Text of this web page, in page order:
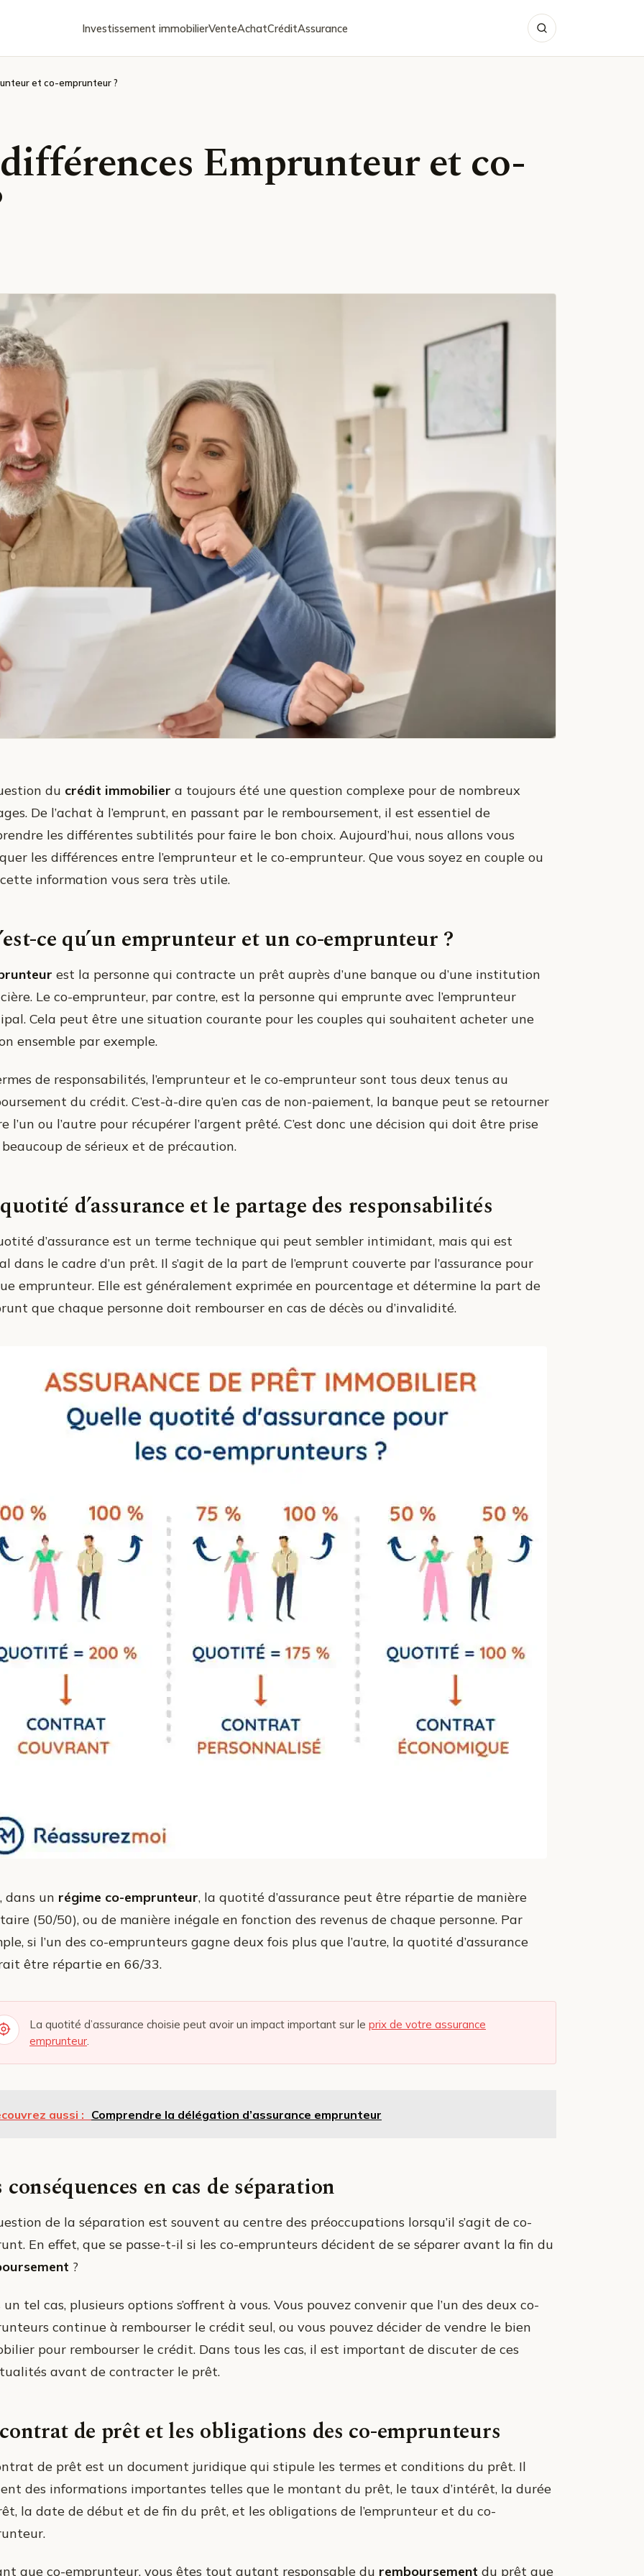
Investissement immobilierVenteAchatCréditAssurance
et co-emprunteur ?
Emprunteur et co-
du crédit immobilier a toujours été une question complexe pour de nombreux
De l’achat à l’emprunt, en passant par le remboursement, il est essentiel de
les différentes subtilités pour faire le bon choix. Aujourd’hui, nous allons vous
les différences entre l’emprunteur et le co-emprunteur. Que vous soyez en couple ou
information vous sera très utile.
ce qu’un emprunteur et un co-emprunteur ?
est la personne qui contracte un prêt auprès d’une banque ou d’une institution
Le co-emprunteur, par contre, est la personne qui emprunte avec l’emprunteur
Cela peut être une situation courante pour les couples qui souhaitent acheter une
ensemble par exemple.
de responsabilités, l’emprunteur et le co-emprunteur sont tous deux tenus au
du crédit. C’est-à-dire qu’en cas de non-paiement, la banque peut se retourner
l’un ou l’autre pour récupérer l’argent prêté. C’est donc une décision qui doit être prise
de sérieux et de précaution.
d’assurance et le partage des responsabilités
d’assurance est un terme technique qui peut sembler intimidant, mais qui est
dans le cadre d’un prêt. Il s’agit de la part de l’emprunt couverte par l’assurance pour
emprunteur. Elle est généralement exprimée en pourcentage et détermine la part de
que chaque personne doit rembourser en cas de décès ou d’invalidité.
dans un régime co-emprunteur, la quotité d’assurance peut être répartie de manière
(50/50), ou de manière inégale en fonction des revenus de chaque personne. Par
si l’un des co-emprunteurs gagne deux fois plus que l’autre, la quotité d’assurance
être répartie en 66/33.
La quotité d’assurance choisie peut avoir un impact important sur le prix de votre assurance
emprunteur
aussi : Comprendre la délégation d’assurance emprunteur
conséquences en cas de séparation
de la séparation est souvent au centre des préoccupations lorsqu’il s’agit de co-
En effet, que se passe-t-il si les co-emprunteurs décident de se séparer avant la fin du
?
un tel cas, plusieurs options s’offrent à vous. Vous pouvez convenir que l’un des deux co-
continue à rembourser le crédit seul, ou vous pouvez décider de vendre le bien
pour rembourser le crédit. Dans tous les cas, il est important de discuter de ces
avant de contracter le prêt.
de prêt et les obligations des co-emprunteurs
de prêt est un document juridique qui stipule les termes et conditions du prêt. Il
des informations importantes telles que le montant du prêt, le taux d’intérêt, la durée
la date de début et de fin du prêt, et les obligations de l’emprunteur et du co-
que co-emprunteur, vous êtes tout autant responsable du remboursement du prêt que